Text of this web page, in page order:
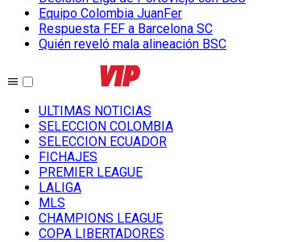
Equipo Colombia JuanFer
Respuesta FEF a Barcelona SC
Quién reveló mala alineación BSC
ULTIMAS NOTICIAS
SELECCION COLOMBIA
SELECCION ECUADOR
FICHAJES
PREMIER LEAGUE
LALIGA
MLS
CHAMPIONS LEAGUE
COPA LIBERTADORES